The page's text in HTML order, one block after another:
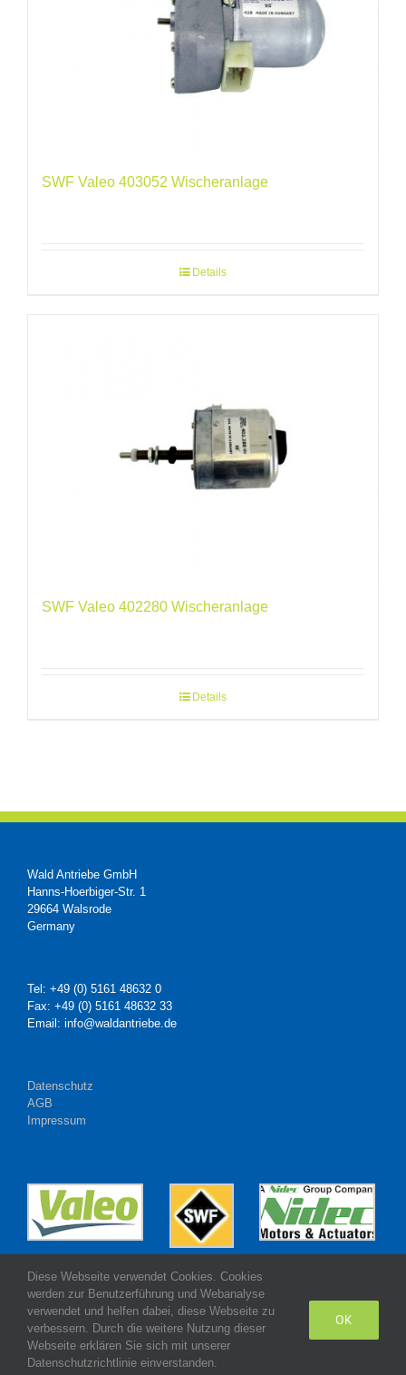
SWF Valeo 403052 Wischeranlage
Details
SWF Valeo 402280 Wischeranlage
Details
Wald Antriebe GmbH
Hanns-Hoerbiger-Str. 1
29664 Walsrode
Germany
Tel: +49 (0) 5161 48632 0
Fax: +49 (0) 5161 48632 33
Email: info@waldantriebe.de
Datenschutz
AGB
Impressum
Made with by Wald Antriebe GmbH
Diese Webseite verwendet Cookies. Cookies
werden zur Benutzerführung und Webanalyse
verwendet und helfen dabei, diese Webseite zu
verbessern. Durch die weitere Nutzung dieser
Webseite erklären Sie sich mit unserer
Datenschutzrichtlinie einverstanden.
OK